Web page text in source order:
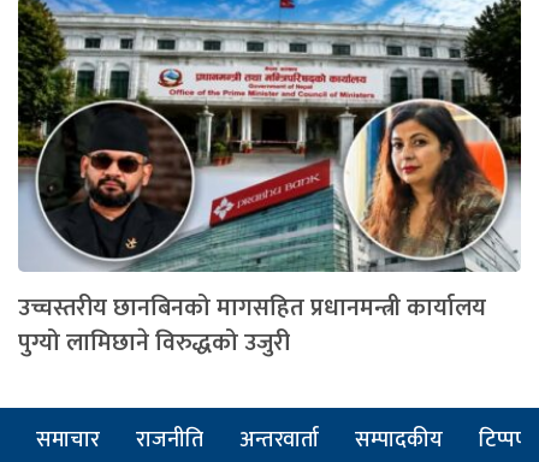
उच्चस्तरीय छानबिनको मागसहित प्रधानमन्त्री कार्यालय
पुग्यो लामिछाने विरुद्धको उजुरी
समाचार राजनीति अन्तरवार्ता सम्पादकीय टिप्पणी